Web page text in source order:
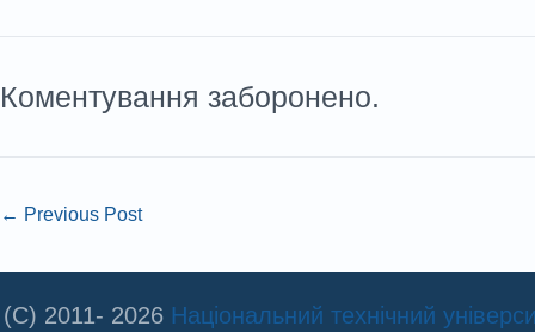
Коментування заборонено.
← Previous Post
(C) 2011- 2026 Національний технічний